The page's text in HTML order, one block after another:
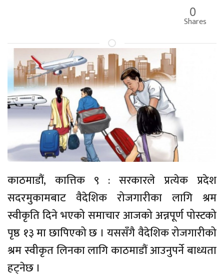
0
Shares
काठमाडौं, कात्तिक ९ : सरकारले प्रत्येक प्रदेश
सदरमुकामबाट वैदेशिक रोजगारीका लागि श्रम
स्वीकृति दिने भएको समाचार आजको अन्नपूर्ण पोस्टको
पृष्ठ १३ मा छापिएको छ । यससँगै वैदेशिक रोजगारीको
श्रम स्वीकृत लिनका लागि काठमाडौं आउनुपर्ने बाध्यता
हट्नेछ ।